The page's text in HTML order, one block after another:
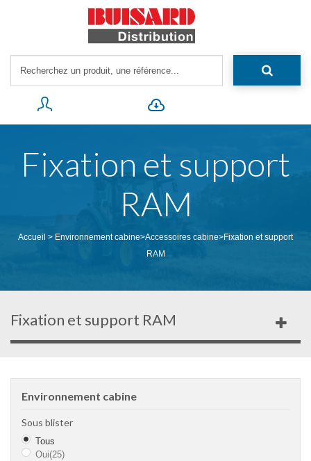
Fixation et support
RAM
Accueil > Environnement cabine>Accessoires cabine>Fixation et support
RAM
Fixation et support RAM
Environnement cabine
Sous blister
Tous
Oui(25)